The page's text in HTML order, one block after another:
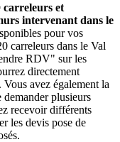
carreleurs et
intervenant dans le
pour vos
carreleurs dans le Val
RDV" sur les
directement
avez également la
plusieurs
recevoir différents
les devis pose de